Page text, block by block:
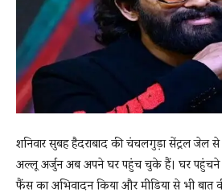
LIVE
शनिवार सुबह हैदराबाद की चंचलगुड़ा सेंट्रल जेल
अल्लू अर्जुन अब अपने घर पहुंच चुके हैं। घर पहुंचने
फैंस का अभिवादन किया और मीडिया से भी बात